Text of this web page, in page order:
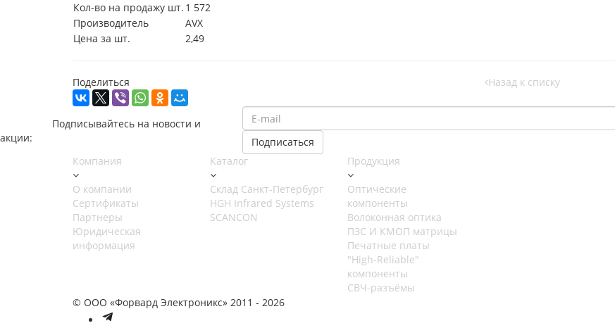
Кол-во на продажу шт. 1 572
Производитель
AVX
Цена за шт.
2,49
Поделиться Назад к списку
Подписывайтесь на новости и
акции:
Компания
О компании
Сертификаты
Партнеры
Юридическая
информация
Каталог
Cклад Санкт-Петербург
HGH Infrared Systems
SCANCON
Продукция
Оптические
компоненты
Волоконная оптика
ПЗС И КМОП матрицы
Печатные платы
"High-Reliable"
компоненты
СВЧ-разъёмы
© ООО «Форвард Электроникс» 2011 - 2026